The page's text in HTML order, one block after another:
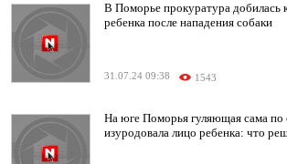
В Поморье прокуратура добилась
ребенка после нападения собаки
31.07.24 09:38 1543
На юге Поморья гуляющая сама по
изуродовала лицо ребенка: что